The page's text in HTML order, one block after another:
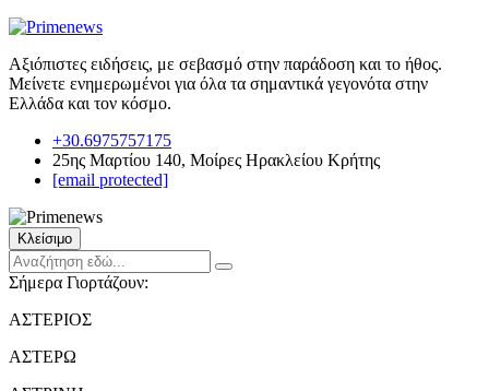
Αξιόπιστες ειδήσεις, με σεβασμό στην παράδοση και το ήθος.
Μείνετε ενημερωμένοι για όλα τα σημαντικά γεγονότα στην
Ελλάδα και τον κόσμο.
+30.6975757175
25ης Μαρτίου 140, Μοίρες Ηρακλείου Κρήτης
[email protected]
Κλείσιμο
Σήμερα Γιορτάζουν:
ΑΣΤΕΡΙΟΣ
ΑΣΤΕΡΩ